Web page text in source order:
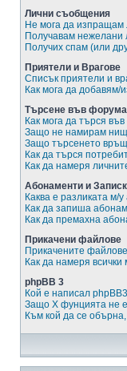
Лични съобщения
Не мога да
Получавам
Получих спам (или
Приятели и Врагове
Списък приятели и
Как мога да добавям/
Търсене във форума
Как мога да търся
Защо не намирам
Защо търсенето
Как да търся
Как да намеря
Абонаменти и
Каква е разликата м/
Как да запиша
Как да премахна
Прикачени файлове
Прикачените
Как да намеря
phpBB 3
Кой е написал
Защо X фунцията не
Към кой да се